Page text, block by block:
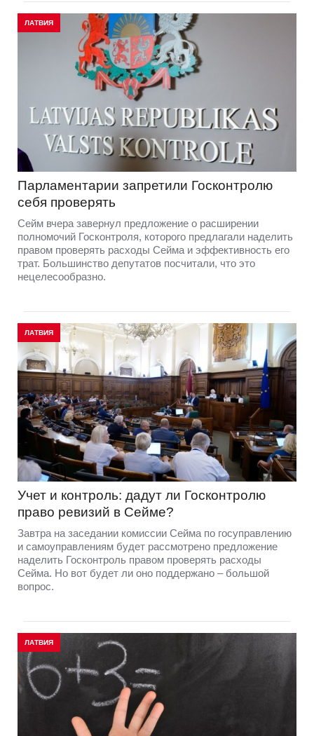
ЛАТВИЯ
Парламентарии запретили Госконтролю
себя проверять
Сейм вчера завернул предложение о расширении
полномочий Госконтроля, которого предлагали наделить
правом проверять расходы Сейма и эффективность его
трат. Большинство депутатов посчитали, что это
нецелесообразно.
ЛАТВИЯ
Учет и контроль: дадут ли Госконтролю
право ревизий в Сейме?
Завтра на заседании комиссии Сейма по госуправлению
и самоуправлениям будет рассмотрено предложение
наделить Госконтроль правом проверять расходы
Сейма. Но вот будет ли оно поддержано – большой
вопрос.
ЛАТВИЯ